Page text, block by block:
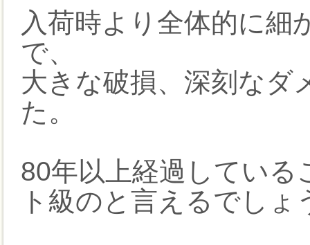
入荷時より全体的に細
で、
大きな破損、深刻なダ
た。
80年以上経過してい
ト級のと言えるでしょ